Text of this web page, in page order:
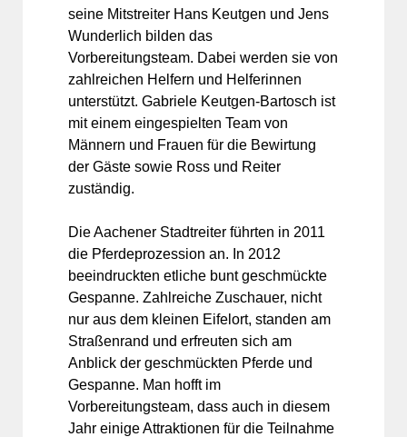
seine Mitstreiter Hans Keutgen und Jens
Wunderlich bilden das
Vorbereitungsteam. Dabei werden sie von
zahlreichen Helfern und Helferinnen
unterstützt. Gabriele Keutgen-Bartosch ist
mit einem eingespielten Team von
Männern und Frauen für die Bewirtung
der Gäste sowie Ross und Reiter
zuständig.
Die Aachener Stadtreiter führten in 2011
die Pferdeprozession an. In 2012
beeindruckten etliche bunt geschmückte
Gespanne. Zahlreiche Zuschauer, nicht
nur aus dem kleinen Eifelort, standen am
Straßenrand und erfreuten sich am
Anblick der geschmückten Pferde und
Gespanne. Man hofft im
Vorbereitungsteam, dass auch in diesem
Jahr einige Attraktionen für die Teilnahme